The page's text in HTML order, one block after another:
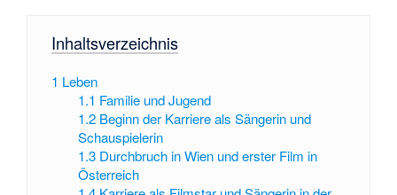
Inhaltsverzeichnis
1 Leben
1.1 Familie und Jugend
1.2 Beginn der Karriere als Sängerin und
Schauspielerin
1.3 Durchbruch in Wien und erster Film in
Österreich